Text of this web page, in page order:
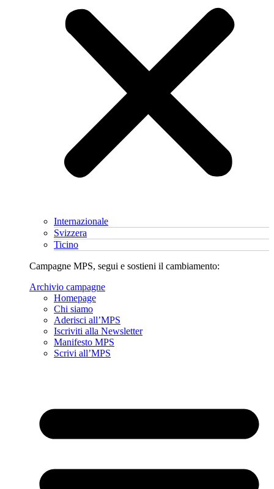
Internazionale
Svizzera
Ticino
Campagne MPS, segui e sostieni il cambiamento:
Archivio campagne
Homepage
Chi siamo
Aderisci all’MPS
Iscriviti alla Newsletter
Manifesto MPS
Scrivi all’MPS